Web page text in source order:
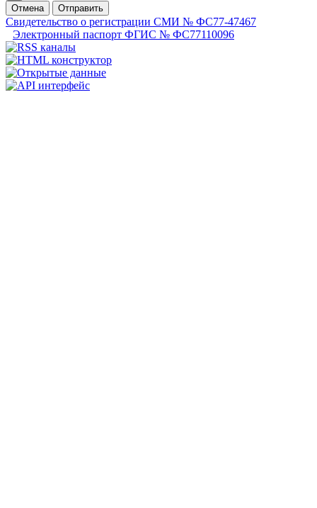
Отмена
Отправить
Свидетельство о регистрации СМИ № ФС77-47467
Электронный паспорт ФГИС № ФС77110096